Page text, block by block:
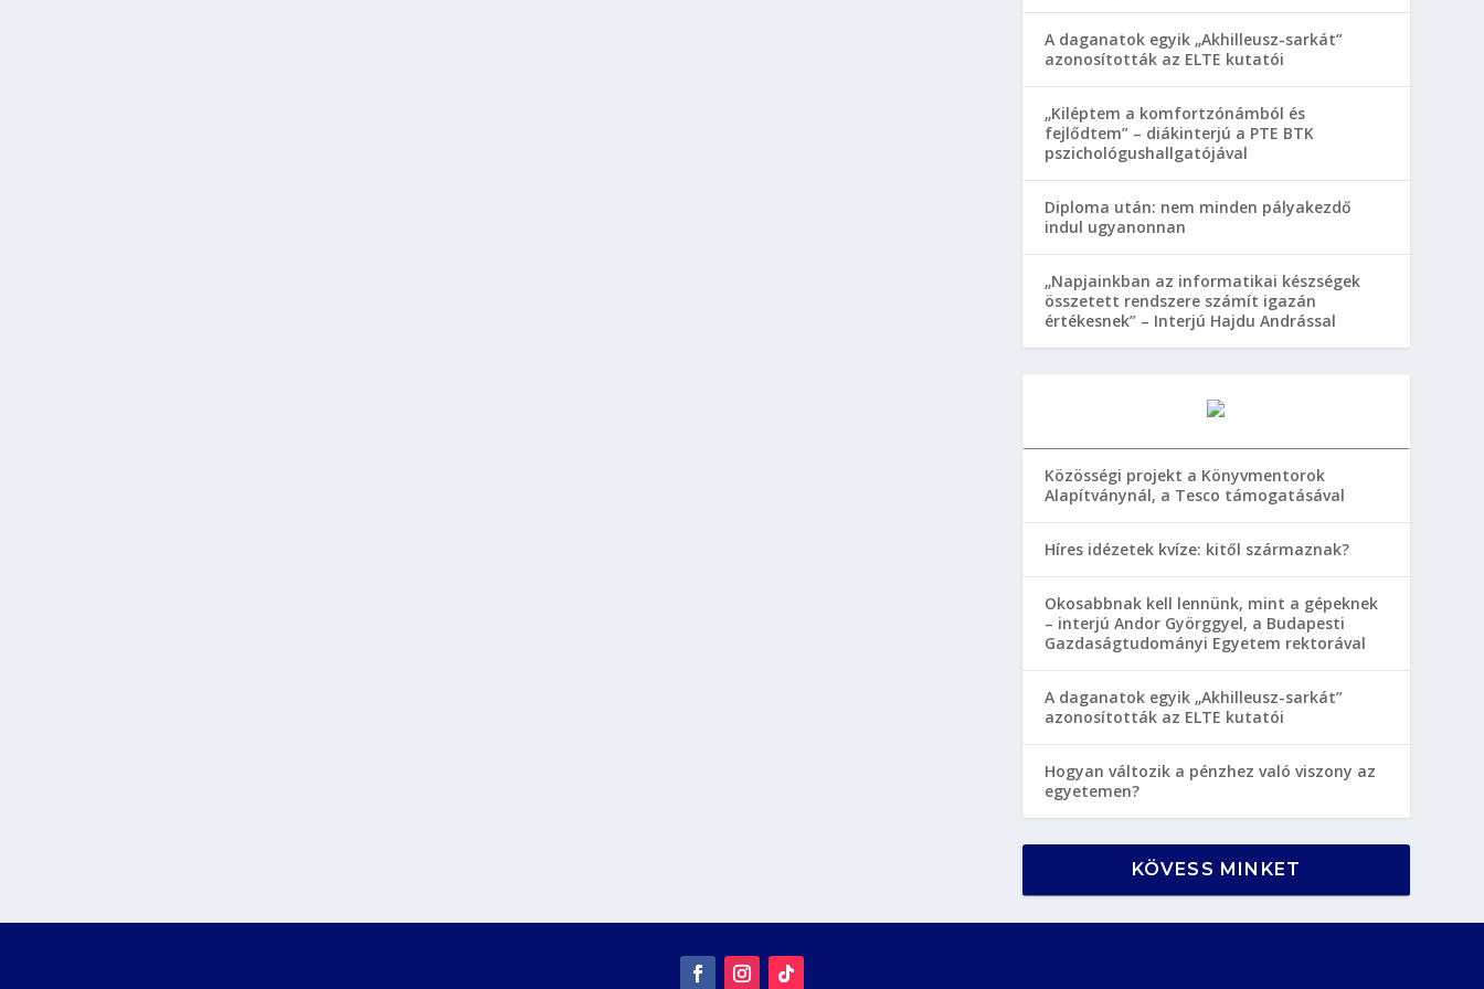
A daganatok egyik „Akhilleusz-sarkát”
azonosították az ELTE kutatói
„Kiléptem a komfortzónámból és
fejlődtem” – diákinterjú a PTE BTK
pszichológushallgatójával
Diploma után: nem minden pályakezdő
indul ugyanonnan
„Napjainkban az informatikai készségek
összetett rendszere számít igazán
értékesnek” – Interjú Hajdu Andrással
Közösségi projekt a Könyvmentorok
Alapítványnál, a Tesco támogatásával
Híres idézetek kvíze: kitől származnak?
Okosabbnak kell lennünk, mint a gépeknek
– interjú Andor Györggyel, a Budapesti
Gazdaságtudományi Egyetem rektorával
A daganatok egyik „Akhilleusz-sarkát”
azonosították az ELTE kutatói
Hogyan változik a pénzhez való viszony az
egyetemen?
KÖVESS MINKET